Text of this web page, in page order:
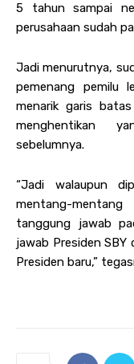
5 tahun sampai
perusahaan sudah
Jadi menurutnya,
pemenang pemilu
menarik garis
menghentikan
sebelumnya.
“Jadi walaupun
mentang-
tanggung jawab
jawab Presiden SBY
Presiden baru,”